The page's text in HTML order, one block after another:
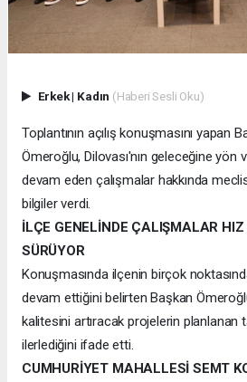
Erkek| Kadın (Haberi Sesli Oku)
Toplantının açılış konuşmasını yapan
Ömeroğlu, Dilovası'nın geleceğine yön
devam eden çalışmalar hakkında
bilgiler verdi.
İLÇE GENELİNDE ÇALIŞMALAR HIZ
SÜRÜYOR
Konuşmasında ilçenin birçok
devam ettiğini belirten Başkan
kalitesini artıracak projelerin planlanan
ilerlediğini ifade etti.
CUMHURİYET MAHALLESİ SEMT